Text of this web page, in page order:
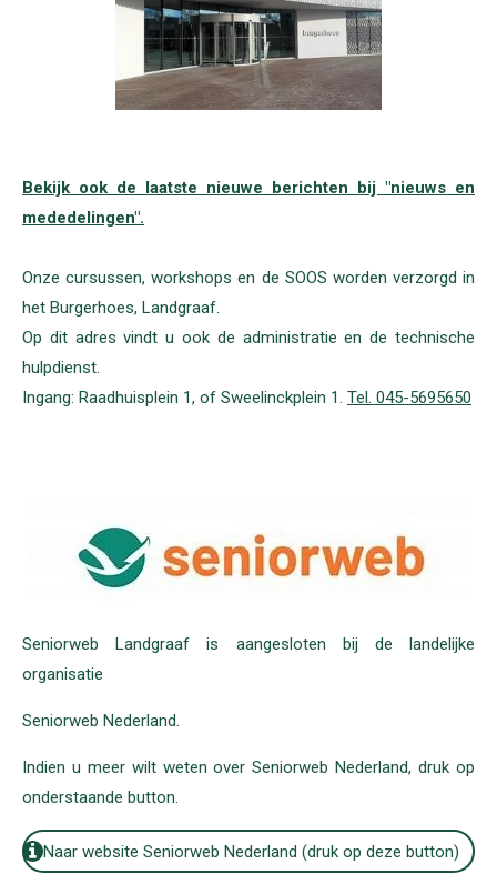
Bekijk ook de laatste nieuwe berichten bij "nieuws en
mededelingen".
Onze cursussen, workshops en de SOOS worden verzorgd in
het Burgerhoes, Landgraaf.
Op dit adres vindt u ook de administratie en de technische
hulpdienst.
Ingang: Raadhuisplein 1, of Sweelinckplein 1. Tel. 045-5695650
Seniorweb Landgraaf is aangesloten bij de landelijke
organisatie
Seniorweb Nederland.
Indien u meer wilt weten over Seniorweb Nederland, druk op
onderstaande button.
Naar website Seniorweb Nederland (druk op deze button)